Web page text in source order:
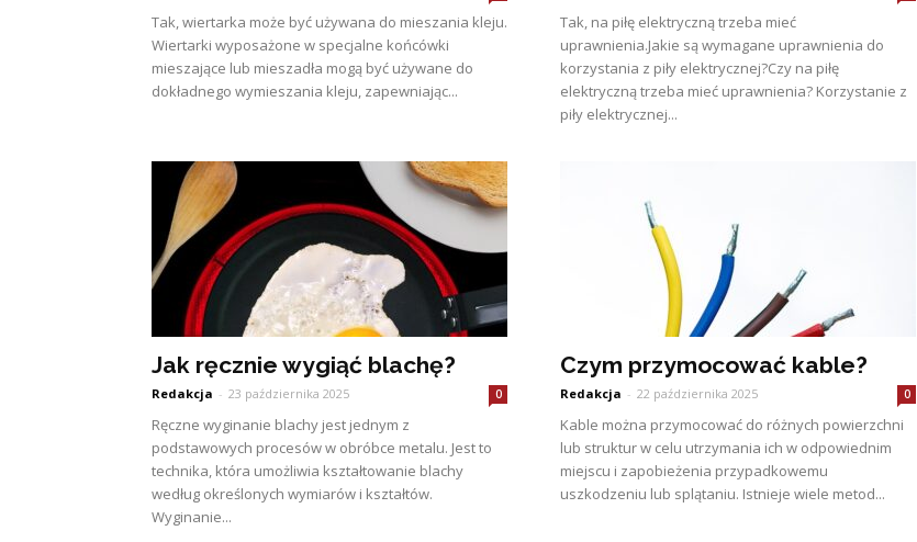
Tak, wiertarka może być używana do mieszania kleju.
Wiertarki wyposażone w specjalne końcówki
mieszające lub mieszadła mogą być używane do
dokładnego wymieszania kleju, zapewniając...
Tak, na piłę elektryczną trzeba mieć
uprawnienia.Jakie są wymagane uprawnienia do
korzystania z piły elektrycznej?Czy na piłę
elektryczną trzeba mieć uprawnienia? Korzystanie z
piły elektrycznej...
Jak ręcznie wygiąć blachę?
Redakcja - 23 października 2025 0
Ręczne wyginanie blachy jest jednym z
podstawowych procesów w obróbce metalu. Jest to
technika, która umożliwia kształtowanie blachy
według określonych wymiarów i kształtów.
Wyginanie...
Czym przymocować kable?
Redakcja - 22 października 2025 0
Kable można przymocować do różnych powierzchni
lub struktur w celu utrzymania ich w odpowiednim
miejscu i zapobieżenia przypadkowemu
uszkodzeniu lub splątaniu. Istnieje wiele metod...